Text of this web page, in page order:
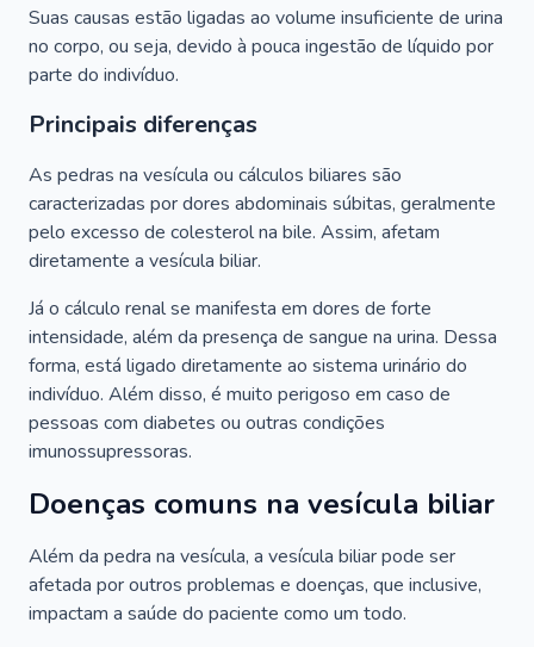
Suas causas estão ligadas ao volume insuficiente de urina
no corpo, ou seja, devido à pouca ingestão de líquido por
parte do indivíduo.
Principais diferenças
As pedras na vesícula ou cálculos biliares são
caracterizadas por dores abdominais súbitas, geralmente
pelo excesso de colesterol na bile. Assim, afetam
diretamente a vesícula biliar.
Já o cálculo renal se manifesta em dores de forte
intensidade, além da presença de sangue na urina. Dessa
forma, está ligado diretamente ao sistema urinário do
indivíduo. Além disso, é muito perigoso em caso de
pessoas com diabetes ou outras condições
imunossupressoras.
Doenças comuns na vesícula biliar
Além da pedra na vesícula, a vesícula biliar pode ser
afetada por outros problemas e doenças, que inclusive,
impactam a saúde do paciente como um todo.